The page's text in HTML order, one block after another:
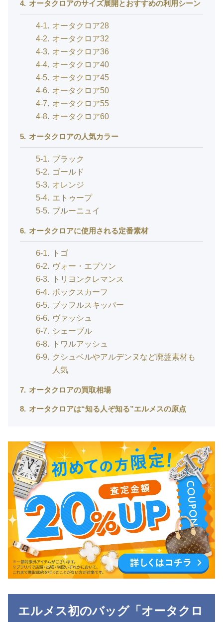
4 オータクロアのサイズ展開とおすすめの利用シーン
4-1
オータクロア28
4-2
オータクロア32
4-3
オータクロア36
4-4
オータクロア40
4-5
オータクロア45
4-6
オータクロア50
4-7
オータクロア55
4-8
オータクロア60
5 オータクロアの人気カラー
5-1
ブラック
5-2
ゴールド
5-3
オレンジ
5-4
エトゥープ
5-5
ブルーニュイ
6 オータクロアに使用される定番素材
6-1
トゴ
6-2
ヴォー・エプソン
6-3
トリヨンクレマンス
6-4
ボックスカーフ
6-5
ブッフルスキッパー
6-6
ヴァッシュ
6-7
シェーブル
6-8
トワルアッシュ
6-9
クシュベルやアルデンヌなど廃盤素材も
人気
7 オータクロアの買取相場
8 オータクロアは“知る人ぞ知る”エルメスの原点
エルメス初のバッグ「オータクロ